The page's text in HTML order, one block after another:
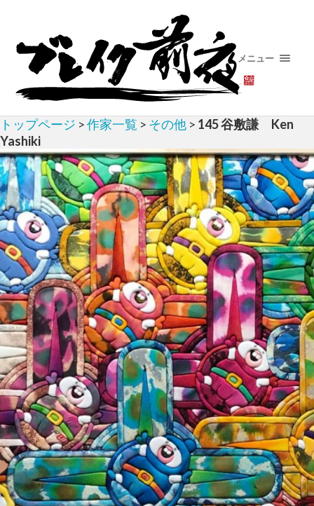
メニュー
トップページ >作家一覧 > その他 > 145 谷敷謙 Ken
Yashiki